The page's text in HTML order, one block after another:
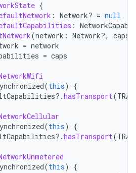
{
: Network? = null
:
(network : Network?, caps
= network
= caps
(this)
{
?.hasTransport(
(this)
{
?.hasTransport(
(this)
{